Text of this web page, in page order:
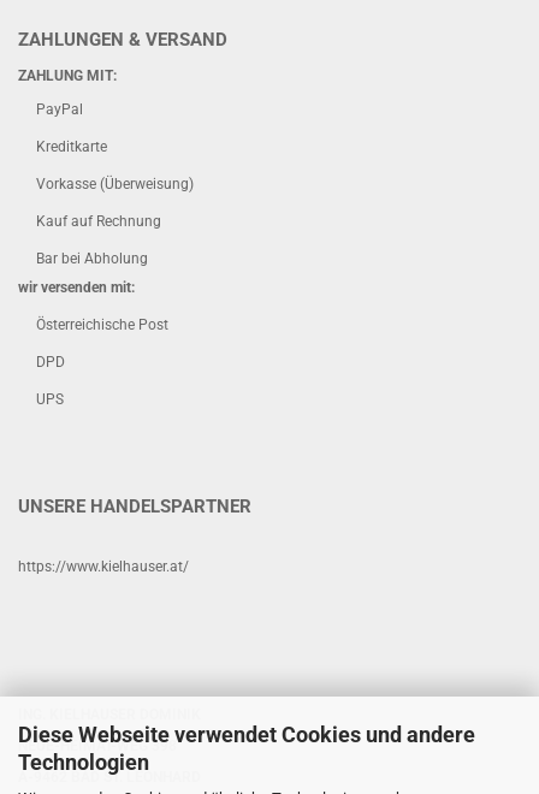
Diese Webseite verwendet Cookies und andere
Technologien
ZAHLUNGEN & VERSAND
ZAHLUNG MIT:
PayPal
Kreditkarte
Vorkasse (Überweisung)
Kauf auf Rechnung
Bar bei Abholung
wir versenden mit:
Österreichische Post
DPD
UPS
UNSERE HANDELSPARTNER
https://www.kielhauser.at/
NEUE-HEIMAT-WEG 398
A-9462 BAD ST. LEONHARD